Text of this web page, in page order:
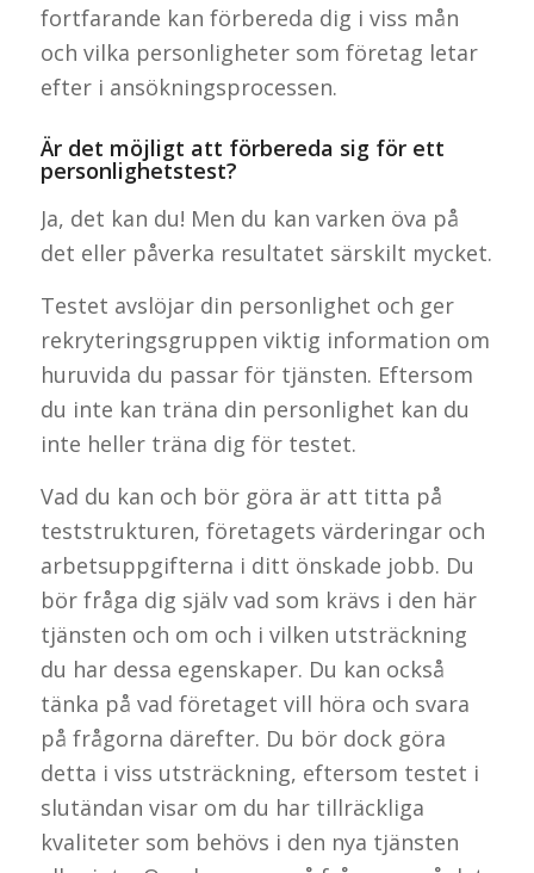
fortfarande kan förbereda dig i viss mån
och vilka personligheter som företag letar
efter i ansökningsprocessen.
Är det möjligt att förbereda sig för ett
personlighetstest?
Ja, det kan du! Men du kan varken öva på
det eller påverka resultatet särskilt mycket.
Testet avslöjar din personlighet och ger
rekryteringsgruppen viktig information om
huruvida du passar för tjänsten. Eftersom
du inte kan träna din personlighet kan du
inte heller träna dig för testet.
Vad du kan och bör göra är att titta på
teststrukturen, företagets värderingar och
arbetsuppgifterna i ditt önskade jobb. Du
bör fråga dig själv vad som krävs i den här
tjänsten och om och i vilken utsträckning
du har dessa egenskaper. Du kan också
tänka på vad företaget vill höra och svara
på frågorna därefter. Du bör dock göra
detta i viss utsträckning, eftersom testet i
slutändan visar om du har tillräckliga
kvaliteter som behövs i den nya tjänsten